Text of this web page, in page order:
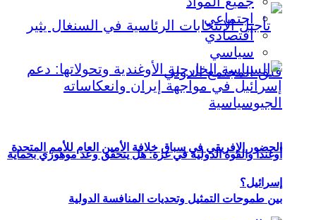
الحضور الإفريقي في سباق خلافة الأمين العام للأمم المتحدة
بين طموحات التمثيل وتحديات المنافسة الدولية
اجتماعي
اقتصادي
سياسي
أوغندا والقوة الدولية في غزة: هل يتحقق وعد موهوزي بحماية
إسرائيل؟